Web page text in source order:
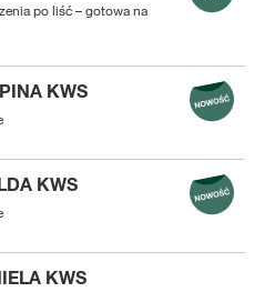
po liść – gotowa na
KWS
KWS
KWS